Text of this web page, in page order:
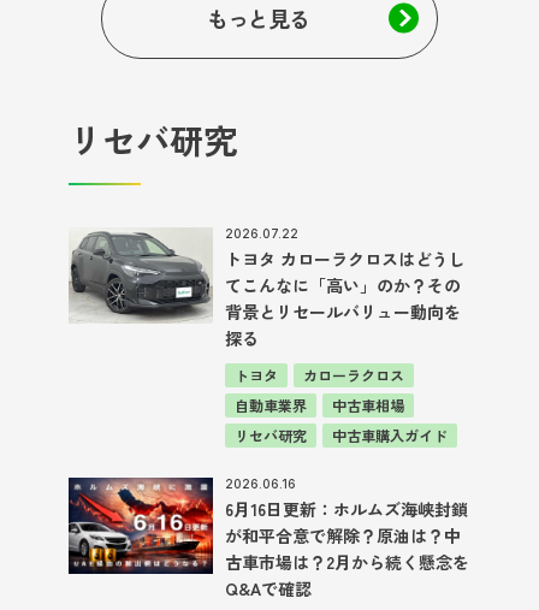
もっと見る
リセバ研究
2026.07.22
トヨタ カローラクロスはどうし
てこんなに「高い」のか？その
背景とリセールバリュー動向を
探る
トヨタ
カローラクロス
自動車業界
中古車相場
リセバ研究
中古車購入ガイド
2026.06.16
6月16日更新：ホルムズ海峡封鎖
が和平合意で解除？原油は？中
古車市場は？2月から続く懸念を
Q&Aで確認